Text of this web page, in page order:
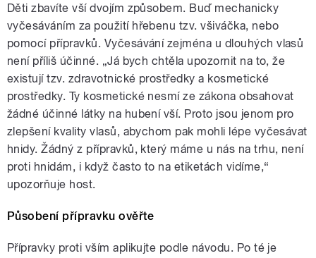
Děti zbavíte vší dvojím způsobem. Buď mechanicky
vyčesáváním za použití hřebenu tzv. všiváčka, nebo
pomocí přípravků. Vyčesávání zejména u dlouhých vlasů
není příliš účinné. „Já bych chtěla upozornit na to, že
existují tzv. zdravotnické prostředky a kosmetické
prostředky. Ty kosmetické nesmí ze zákona obsahovat
žádné účinné látky na hubení vší. Proto jsou jenom pro
zlepšení kvality vlasů, abychom pak mohli lépe vyčesávat
hnidy. Žádný z přípravků, který máme u nás na trhu, není
proti hnidám, i když často to na etiketách vidíme,“
upozorňuje host.
Působení přípravku ověřte
Přípravky proti vším aplikujte podle návodu. Po té je